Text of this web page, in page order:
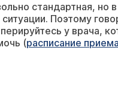
стандартная, но
Поэтому
у врача,
(расписание